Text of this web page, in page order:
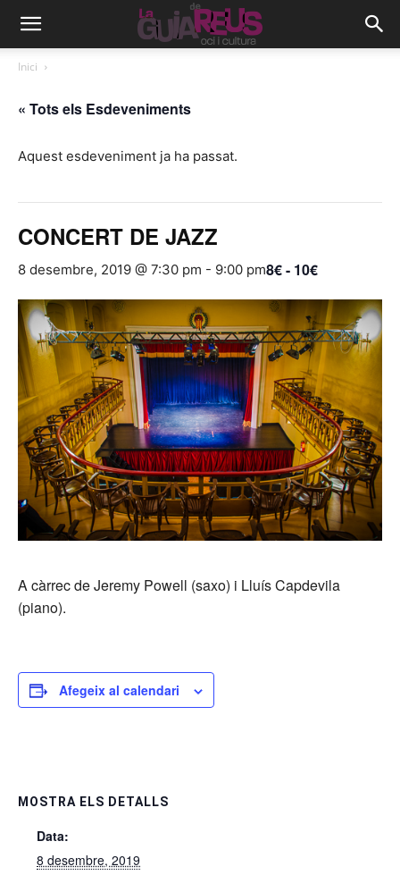
Inici
« Tots els Esdeveniments
Aquest esdeveniment ja ha passat.
CONCERT DE JAZZ
8 desembre, 2019 @ 7:30 pm - 9:00 pm8€ - 10€
A càrrec de Jeremy Powell (saxo) i Lluís Capdevila
(piano).
Afegeix al calendari
MOSTRA ELS DETALLS
Data:
8 desembre, 2019